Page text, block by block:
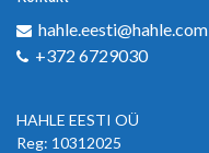
hahle.eesti@hahle.com
+372 6729030
HAHLE EESTI OÜ
Reg: 10312025